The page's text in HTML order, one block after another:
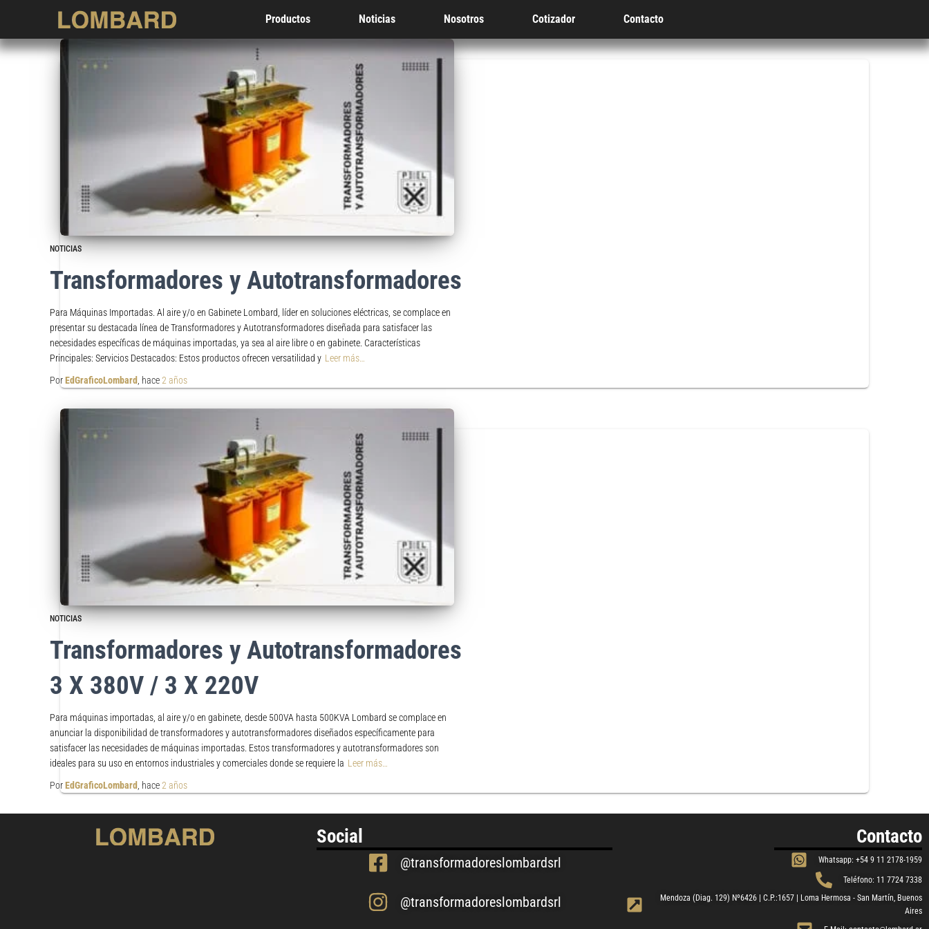
Productos Noticias Nosotros Cotizador Contacto
NOTICIAS
Transformadores y Autotransformadores
Para Máquinas Importadas. Al aire y/o en Gabinete Lombard, líder en soluciones eléctricas, se complace en
presentar su destacada línea de Transformadores y Autotransformadores diseñada para satisfacer las
necesidades específicas de máquinas importadas, ya sea al aire libre o en gabinete. Características
Principales: Servicios Destacados: Estos productos ofrecen versatilidad y Leer más…
PorEdGraficoLombard , hace2 años
NOTICIAS
Transformadores y Autotransformadores
3 X 380V / 3 X 220V
Para máquinas importadas, al aire y/o en gabinete, desde 500VA hasta 500KVA Lombard se complace en
anunciar la disponibilidad de transformadores y autotransformadores diseñados específicamente para
satisfacer las necesidades de máquinas importadas. Estos transformadores y autotransformadores son
ideales para su uso en entornos industriales y comerciales donde se requiere la Leer más…
PorEdGraficoLombard , hace2 años
Social
@transformadoreslombardsrl
@transformadoreslombardsrl
Contacto
Whatsapp: +54 9 11 2178-1959
Teléfono: 11 7724 7338
Mendoza (Diag. 129) Nº6426 | C.P.:1657 | Loma Hermosa - San Martín, Buenos
Aires​